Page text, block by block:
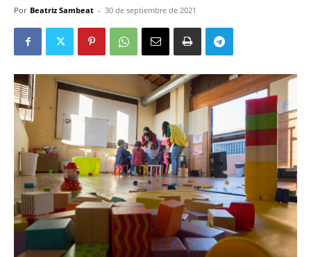
Por Beatriz Sambeat - 30 de septiembre de 2021